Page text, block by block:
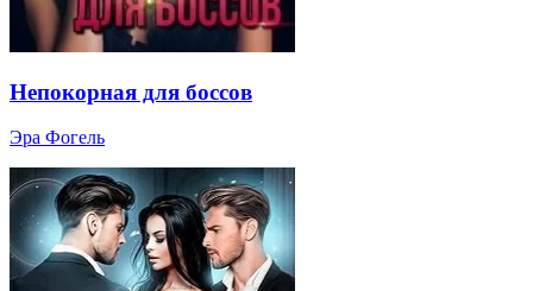
Непокорная для боссов
Эра Фогель